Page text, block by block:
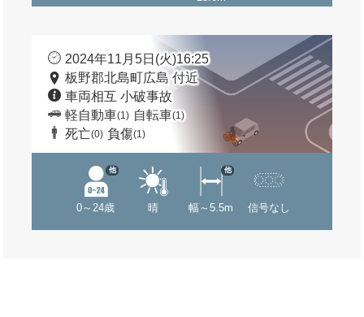
2024年11月5日(火)16:25
板野郡北島町広島 付近
車両相互 小破事故
軽自動車(1) 自転車(1)
死亡(0) 負傷(1)
0～24歳
他
晴 幅～5.5m
他
信号なし